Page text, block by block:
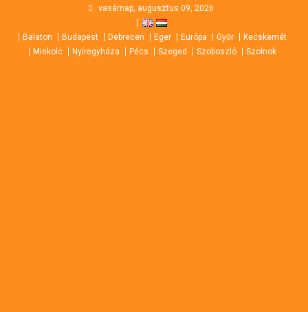
content
vasárnap, augusztus 09, 2026
Balaton Budapest Debrecen Eger Európa Győr
Kecskemét
Miskolc
Nyíregyháza Pécs Szeged Szoboszló Szolnok